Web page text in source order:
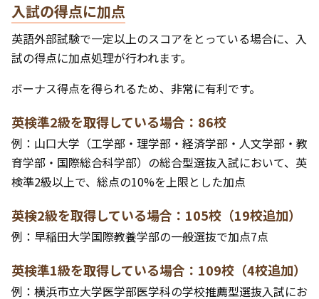
入試の得点に加点
英語外部試験で一定以上のスコアをとっている場合に、入
試の得点に加点処理が行われます。
ボーナス得点を得られるため、非常に有利です。
英検準2級を取得している場合：86校
例：山口大学（工学部・理学部・経済学部・人文学部・教
育学部・国際総合科学部）の総合型選抜入試において、英
検準2級以上で、総点の10%を上限とした加点
英検2級を取得している場合：105校（19校追加）
例：早稲田大学国際教養学部の一般選抜で加点7点
英検準1級を取得している場合：109校（4校追加）
例：横浜市立大学医学部医学科の学校推薦型選抜入試にお